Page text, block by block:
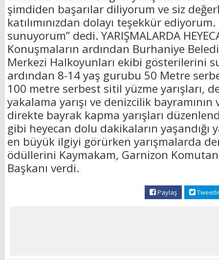
şimdiden başarılar diliyorum ve siz
katılımınızdan dolayı teşekkür ediyorum.
sunuyorum” dedi. YARIŞMALARDA
Konuşmaların ardından Burhaniye
Merkezi Halkoyunları ekibi gösterilerini
ardından 8-14 yaş gurubu 50 Metre
100 metre serbest sitil yüzme yarışları,
yakalama yarışı ve denizcilik bayramının
direkte bayrak kapma yarışları
gibi heyecan dolu dakikaların yaşandığı
en büyük ilgiyi görürken yarışmalarda
ödüllerini Kaymakam, Garnizon
Başkanı verdi.
Paylaş